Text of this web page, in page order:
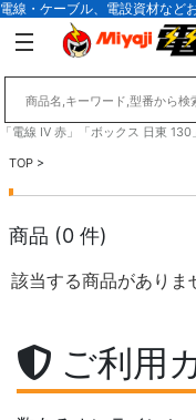
電線・ケーブル、電設資材など
「電線 IV 赤」「ボックス 日東
TOP >
商品 (0 件)
該当する商品がありま
ご利用